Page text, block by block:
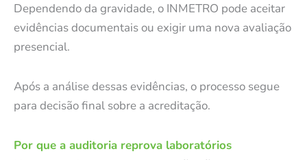
Dependendo da gravidade, o INMETRO pode aceitar
evidências documentais ou exigir uma nova avaliação
presencial.
Após a análise dessas evidências, o processo segue
para decisão final sobre a acreditação.
Por que a auditoria reprova laboratórios